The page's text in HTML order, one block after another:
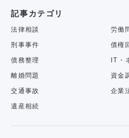
記事カテゴリ
法律相談 労働
刑事事件 債権
債務整理 IT・
離婚問題 資金
交通事故 企業
遺産相続